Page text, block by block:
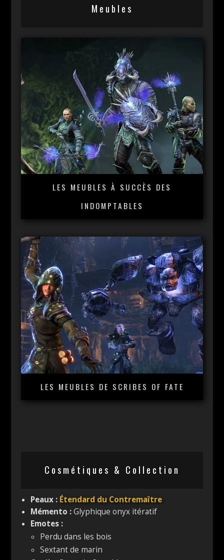
Meubles
LES MEUBLES À SUCCÈS DES
INDOMPTABLES
LES MEUBLES DE SCRIBES OF FATE
Cosmétiques & Collection
Peaux : Étendard du Contremaître
Mémento :Glyphique onyx itératif
Emotes :
Perdu dans les bois
Sextant de marin